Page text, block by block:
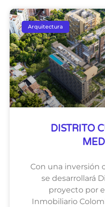
Arquitectura
DISTRITO
Con una inversión
se desarrollará
proyecto por
Inmobiliario